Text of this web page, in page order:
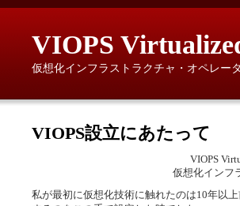
VIOPS
仮想化インフラストラクチャ・オペレー
VIOPS設立にあたって
VIOPS
仮想化インフ
私が最初に仮想化技術に触れたのは10年以